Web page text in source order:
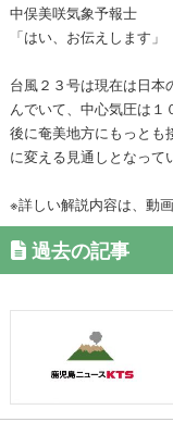
中俣美咲気象予報士
「はい、お伝えします」
台風２３号は現在は日本
んでいて、中心気圧は
後に奄美地方にもっとも
に変える見通しとなって
※詳しい解説内容は、動
過去の記事